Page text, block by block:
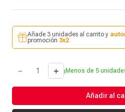
Añade 3 unidades al carrito y
promoción 3x2
＋
－ ¡Menos de 5
Añadir al